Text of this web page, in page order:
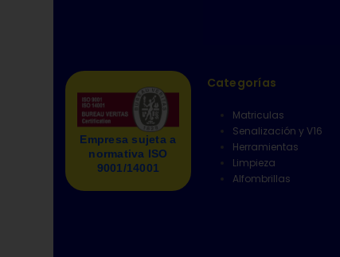
Empresa sujeta a
normativa ISO
9001/14001
Categorías
Matriculas
Senalización y V16
Herramientas
Limpieza
Alfombrillas